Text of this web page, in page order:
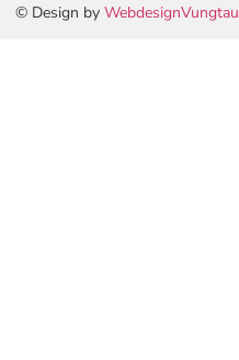
© Design by WebdesignVungtau